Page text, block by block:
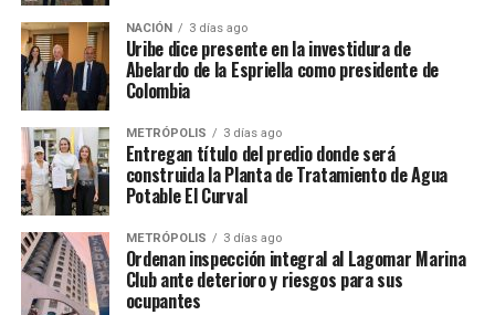
NACIÓN 3 días ago
Uribe dice presente en la investidura de
Abelardo de la Espriella como presidente de
Colombia
METRÓPOLIS 3 días ago
Entregan título del predio donde será
construida la Planta de Tratamiento de Agua
Potable El Curval
METRÓPOLIS 3 días ago
Ordenan inspección integral al Lagomar Marina
Club ante deterioro y riesgos para sus
ocupantes